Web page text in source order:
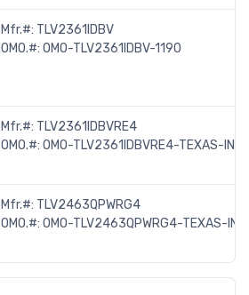
Mfr.#: TLV2361IDBV
OMO.#: OMO-TLV2361IDBV-1190
Mfr.#: TLV2361IDBVRE4
OMO.#: OMO-TLV2361IDBVRE4-TEXAS-
Mfr.#: TLV2463QPWRG4
OMO.#: OMO-TLV2463QPWRG4-TEXAS-